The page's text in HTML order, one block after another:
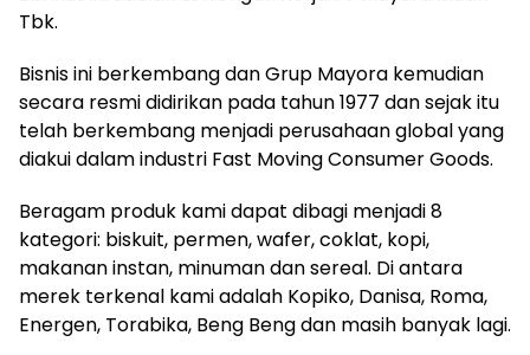
Tbk.
Bisnis ini berkembang dan Grup Mayora kemudian
secara resmi didirikan pada tahun 1977 dan sejak itu
telah berkembang menjadi perusahaan global yang
diakui dalam industri Fast Moving Consumer Goods.
Beragam produk kami dapat dibagi menjadi 8
kategori: biskuit, permen, wafer, coklat, kopi,
makanan instan, minuman dan sereal. Di antara
merek terkenal kami adalah Kopiko, Danisa, Roma,
Energen, Torabika, Beng Beng dan masih banyak lagi.